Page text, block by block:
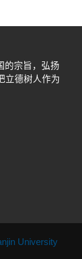
的宗旨，弘扬
立德树人作为
University